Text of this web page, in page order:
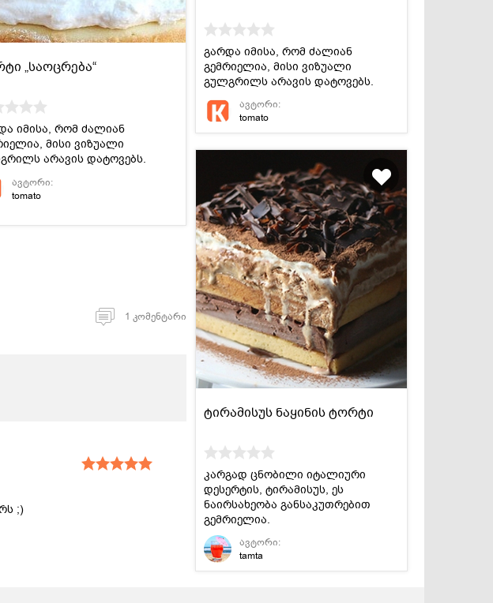
„საოცრება“
იმისა, რომ ძალიან
მისი ვიზუალი
არავის დატოვებს.
ავტორი:
tomato
1 კომენტარი
;)
გარდა იმისა, რომ ძალიან
გემრიელია, მისი ვიზუალი
გულგრილს არავის დატოვებს.
ავტორი:
tomato
ტირამისუს ნაყინის ტორტი
კარგად ცნობილი იტალიური
დესერტის, ტირამისუს, ეს
ნაირსახეობა განსაკუთრებით
გემრიელია.
ავტორი:
tamta